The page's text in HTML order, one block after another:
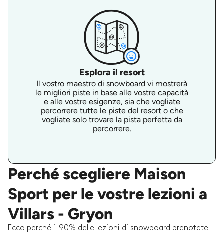
Esplora il resort
Il vostro maestro di snowboard vi mostrerà
le migliori piste in base alle vostre capacità
e alle vostre esigenze, sia che vogliate
percorrere tutte le piste del resort o che
vogliate solo trovare la pista perfetta da
percorrere.
Perché scegliere Maison
Sport per le vostre lezioni a
Villars - Gryon
Ecco perché il 90% delle lezioni di snowboard prenotate